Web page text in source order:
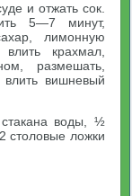
и отжать сок.
5—7 минут,
лимонную
крахмал,
размешать,
вишневый
воды, ½
столовые ложки